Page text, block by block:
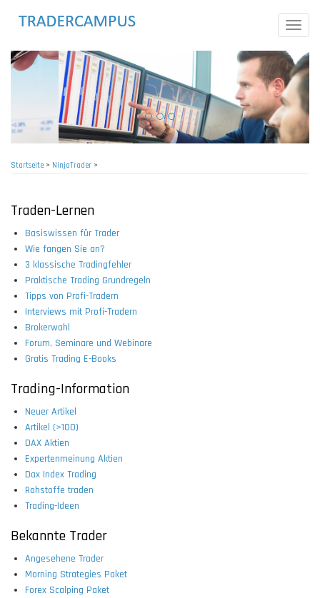
Toggle
Startseite> NinjaTrader >
Traden-Lernen
Basiswissen für Trader
Wie fangen Sie an?
3 klassische Tradingfehler
Praktische Trading Grundregeln
Tipps von Profi-Tradern
Interviews mit Profi-Tradern
Brokerwahl
Forum, Seminare und Webinare
Gratis Trading E-Books
Trading-Information
Neuer Artikel
Artikel (>100)
DAX Aktien
Expertenmeinung Aktien
Dax Index Trading
Rohstoffe traden
Trading-Ideen
Bekannte Trader
Angesehene Trader
Morning Strategies Paket
Forex Scalping Paket